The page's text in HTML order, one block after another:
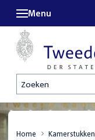
Zoeken
Menu
Home Kamerstukken